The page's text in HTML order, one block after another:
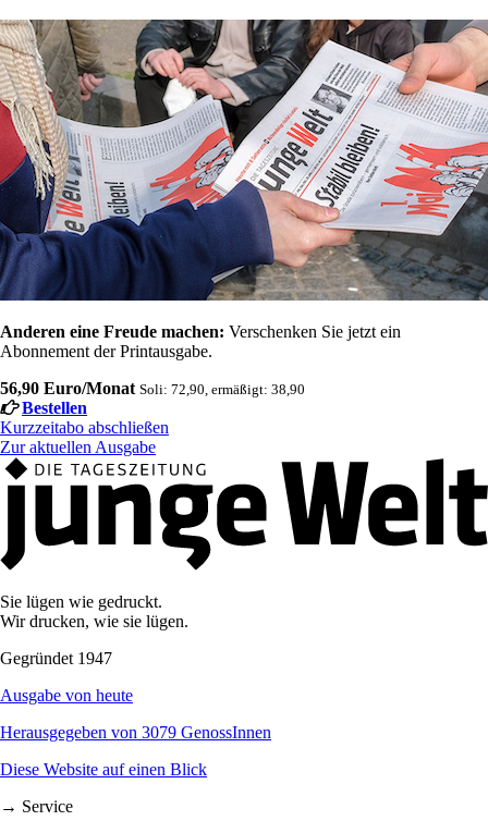
Anderen eine Freude machen: Verschenken Sie jetzt ein
Abonnement der Printausgabe.
56,90 Euro/Monat Soli: 72,90, ermäßigt: 38,90
Bestellen
Kurzzeitabo abschließen
Zur aktuellen Ausgabe
Sie lügen wie gedruckt.
Wir drucken, wie sie lügen.
Gegründet 1947
Ausgabe von heute
Herausgegeben von 3079 GenossInnen
Diese Website auf einen Blick
→ Service